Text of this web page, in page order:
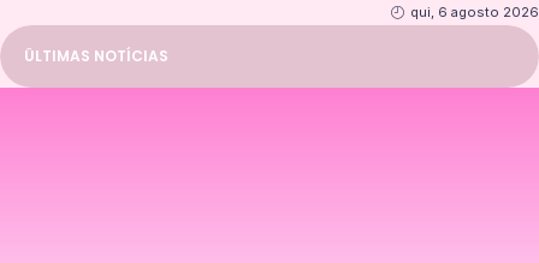
qui, 6 agosto 2026
ÜLTIMAS NOTÍCIAS